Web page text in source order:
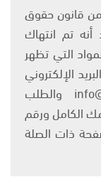
المواد وفقًا للمادة 27 أ من قانون حقوق
تعتقد أنه تم انتهاك
التي تظهر
الإلكتروني
على العنوان التالي: info@ashams.com والطلب
الكامل ورقم
ذات الصلة